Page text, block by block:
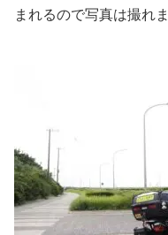
まれるので写真は撮れ